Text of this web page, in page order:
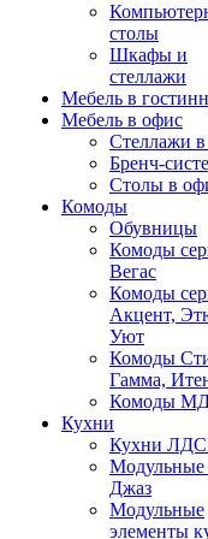
столы
Шкафы и
стеллажи
Мебель в
Мебель в офис
Стеллажи
Бренч-
Столы в
Комоды
Обувницы
Комоды
Вегас
Комоды
Акцент,
Уют
Комоды
Гамма,
Комоды
Кухни
Кухни
Модульные
Джаз
Модульные
элементы